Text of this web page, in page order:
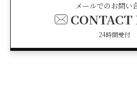
メールでのお問い
CONTACT
24時間受付